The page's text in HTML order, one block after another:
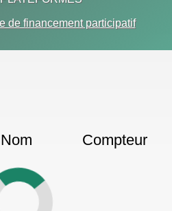
de financement participatif
Nom Compteur